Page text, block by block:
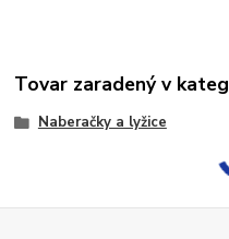
Tovar zaradený v
Naberačky a lyžice